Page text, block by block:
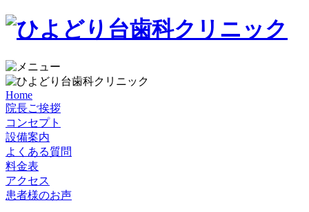
Home
院長ご挨拶
コンセプト
設備案内
よくある質問
料金表
アクセス
患者様のお声